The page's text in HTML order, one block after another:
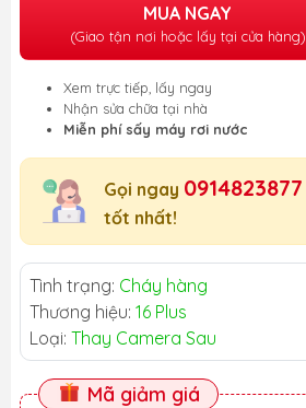
MUA NGAY
(Giao tận nơi hoặc lấy tại cửa hàng)
Xem trực tiếp, lấy ngay
Nhận sửa chữa tại nhà
Miễn phí sấy máy rơi nước
Gọi ngay 0914823877
tốt nhất!
Tình trạng: Cháy hàng
Thương hiệu: 16 Plus
Loại: Thay Camera Sau
Mã giảm giá